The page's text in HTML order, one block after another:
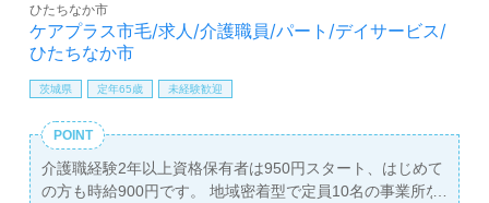
ケアプラス市毛/求人/介護職員/パート/デイサービス/
ひたちなか市
ひたちなか市
茨城県 定年65歳 未経験歓迎
POINT
介護職経験2年以上資格保有者は950円スタート、はじめて
の方も時給900円です。 地域密着型で定員10名の事業所な